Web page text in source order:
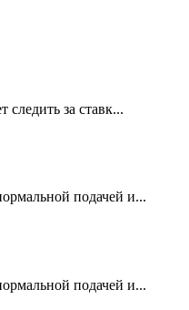
следить за ставк...
подачей и...
подачей и...